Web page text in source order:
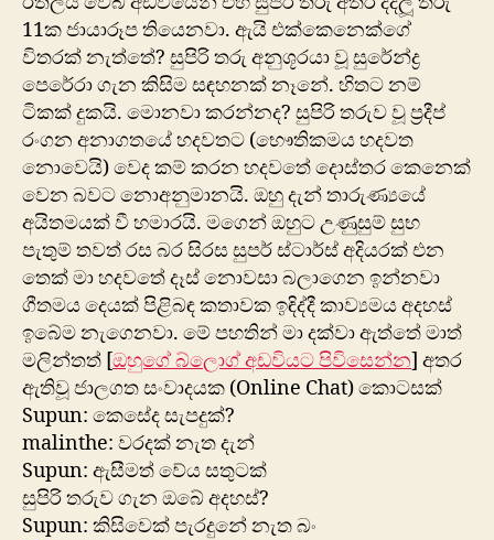
11ක ජායාරූප තියෙනවා. ඇයි එක්කෙනෙක්ගේ
විතරක් නැත්තේ? සුපිරි තරු අනුශූරයා වූ සුරේන්ද්‍ර
පෙරේරා ගැන කිසිම සඳහනක් නෑනේ. හිතට නම්
ටිකක් දුකයි. මොනවා කරන්නද? සුපිරි තරුව වූ ප්‍රදීප්
රංගන අනාගතයේ හදවතට (භෞතිකමය හදවත
නොවෙයි) වෙද කම් කරන හදවතේ දොස්තර කෙනෙක්
වෙන බවට නොඅනුමානයි. ඔහු දැන් තාරුණ්‍යයේ
අයිතමයක් වී හමාරයි. මගෙන් ඔහුට උණුසුම් සුභ
පැතුම් තවත් රස බර සිරස සුපර් ස්ටාර්ස් අදියරක් එන
තෙක් මා හදවතේ දෑස් නොවසා බලාගෙන ඉන්නවා
ගීතමය දෙයක් පිළිබඳ කතාවක ඉඳිද්දී කාව්‍යමය අදහස්
ඉබේම නැගෙනවා. මේ පහතින් මා දක්වා ඇත්තේ මාත්
මලින්තත් [ඔහුගේ බ්ලොග් අඩවියට පිවිසෙන්න] අතර
ඇතිවූ ජාලගත සංවාදයක (Online Chat) කොටසක්
Supun: කෙසේද සැපදුක්?
malinthe: වරදක් නැත දැන්
Supun: ඇසීමත් වේය සතුටක්
සුපිරි තරුව ගැන ඔබේ අදහස්?
Supun: කිසිවෙක් පැරදුනේ නැත බං